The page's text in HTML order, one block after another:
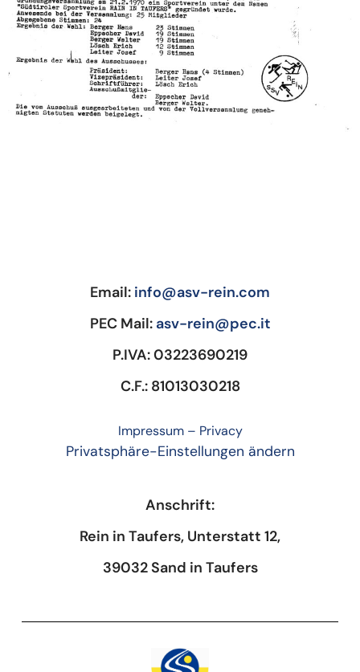
Email: info@asv-rein.com
PEC Mail: asv-rein@pec.it
P.IVA: 03223690219
C.F.: 81013030218
Impressum– Privacy
Privatsphäre-Einstellungen ändern
Anschrift:
Rein in Taufers, Unterstatt 12,
39032 Sand in Taufers